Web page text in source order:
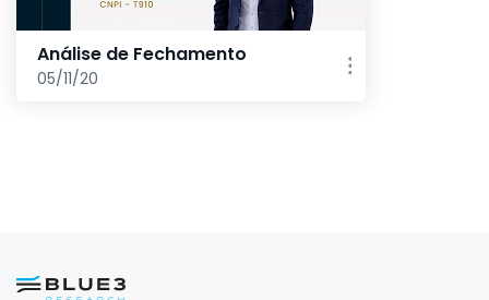
Análise de Fechamento
05/11/20